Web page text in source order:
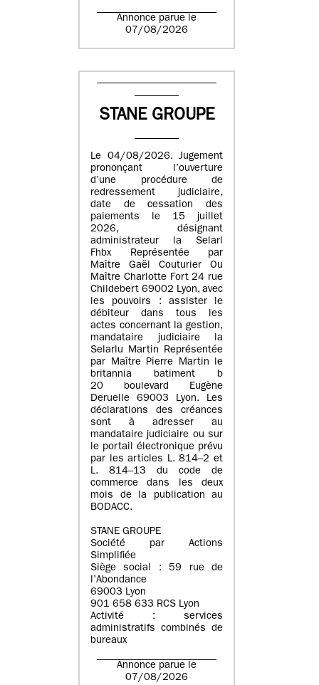
Annonce parue le
07/08/2026
STANE GROUPE
Le 04/08/2026. Jugement
prononçant l’ouverture
d’une procédure de
redressement judiciaire,
date de cessation des
paiements le 15 juillet
2026, désignant
administrateur la Selarl
Fhbx Représentée par
Maître Gaël Couturier Ou
Maître Charlotte Fort 24 rue
Childebert 69002 Lyon, avec
les pouvoirs : assister le
débiteur dans tous les
actes concernant la gestion,
mandataire judiciaire la
Selarlu Martin Représentée
par Maître Pierre Martin le
britannia batiment b
20 boulevard Eugène
Deruelle 69003 Lyon. Les
déclarations des créances
sont à adresser au
mandataire judiciaire ou sur
le portail électronique prévu
par les articles L. 814–2 et
L. 814–13 du code de
commerce dans les deux
mois de la publication au
BODACC.
STANE GROUPE
Société par Actions
Simplifiée
Siège social : 59 rue de
l’Abondance
69003 Lyon
901 658 633 RCS Lyon
Activité : services
administratifs combinés de
bureaux
Annonce parue le
07/08/2026